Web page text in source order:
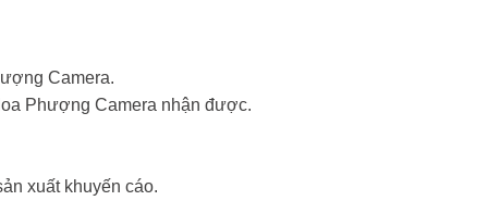
Camera.
Phượng Camera nhận được.
xuất khuyến cáo.